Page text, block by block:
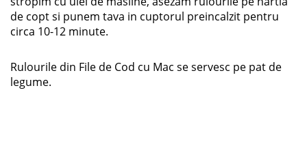
de copt si punem tava in cuptorul preincalzit pentru
circa 10-12 minute.
Rulourile din File de Cod cu Mac se servesc pe pat de
legume.